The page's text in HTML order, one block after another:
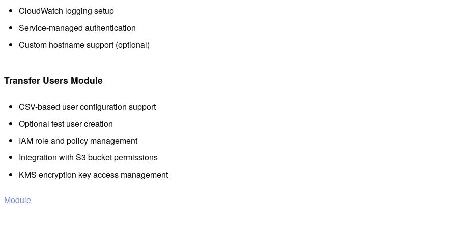
CloudWatch logging setup
Service-managed authentication
Custom hostname support (optional)
Transfer Users Module
CSV-based user configuration support
Optional test user creation
IAM role and policy management
Integration with S3 bucket permissions
KMS encryption key access management
Module